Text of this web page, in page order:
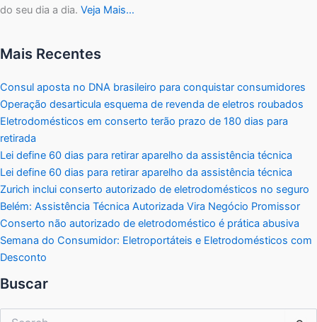
do seu dia a dia. Veja Mais…
Mais Recentes
Consul aposta no DNA brasileiro para conquistar consumidores
Operação desarticula esquema de revenda de eletros roubados
Eletrodomésticos em conserto terão prazo de 180 dias para
retirada
Lei define 60 dias para retirar aparelho da assistência técnica
Lei define 60 dias para retirar aparelho da assistência técnica
Zurich inclui conserto autorizado de eletrodomésticos no seguro
Belém: Assistência Técnica Autorizada Vira Negócio Promissor
Conserto não autorizado de eletrodoméstico é prática abusiva
Semana do Consumidor: Eletroportáteis e Eletrodomésticos com
Desconto
Buscar